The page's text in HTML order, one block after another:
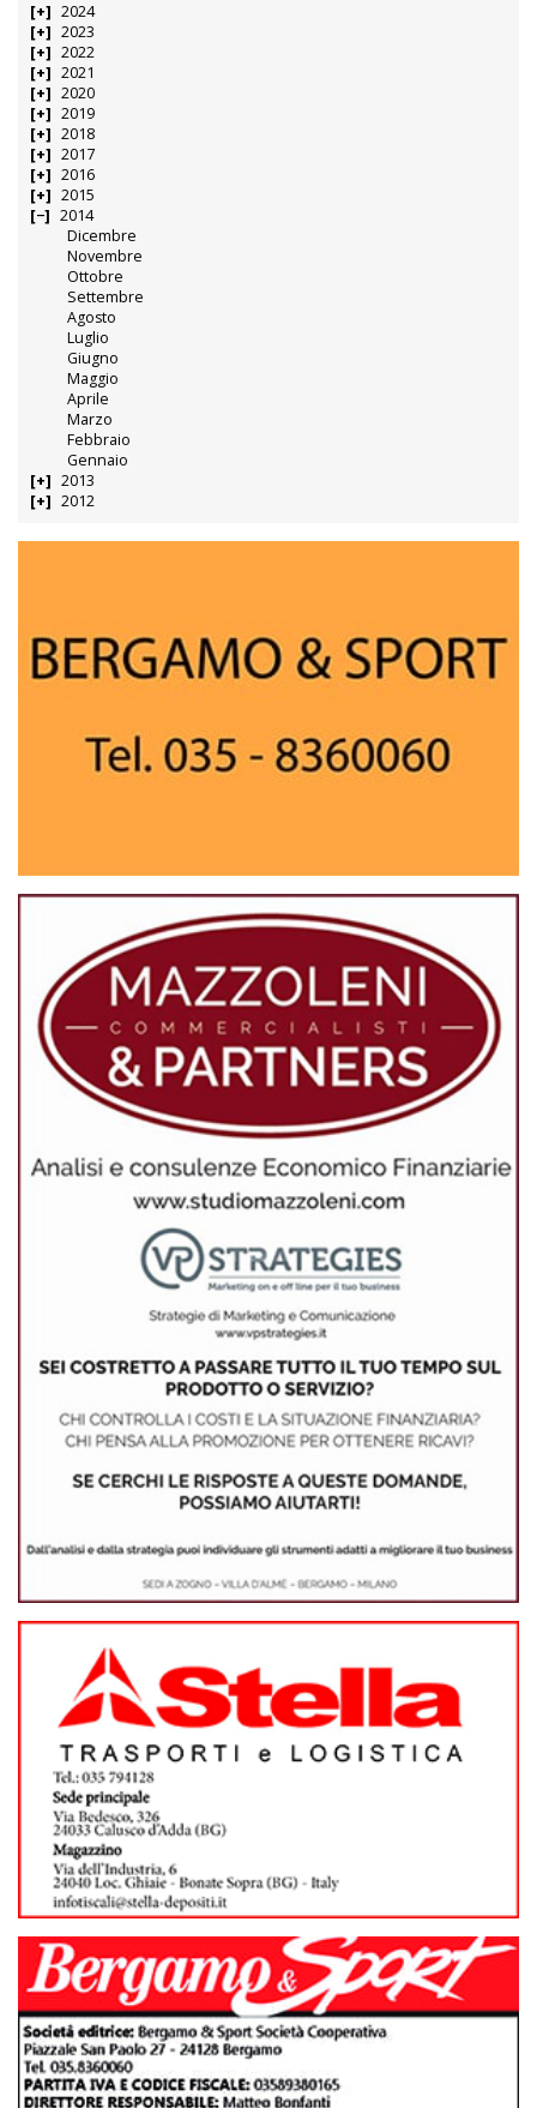
2024
2023
2022
2021
2020
2019
2018
2017
2016
2015
2014
Dicembre
Novembre
Ottobre
Settembre
Agosto
Luglio
Giugno
Maggio
Aprile
Marzo
Febbraio
Gennaio
2013
2012